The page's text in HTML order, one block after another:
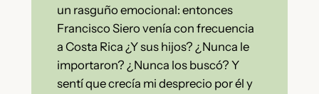
un rasguño emocional: entonces
Francisco Siero venía con frecuencia
a Costa Rica ¿Y sus hijos? ¿Nunca le
importaron? ¿Nunca los buscó? Y
sentí que crecía mi desprecio por él y